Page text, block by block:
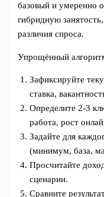
базовый и умеренно
гибридную
различия спроса.
Упрощённый
Зафиксируйте
ставка,
Определите 2-3
работа, рост
Задайте для
(минимум, база,
Просчитайте
сценарии.
Сравните